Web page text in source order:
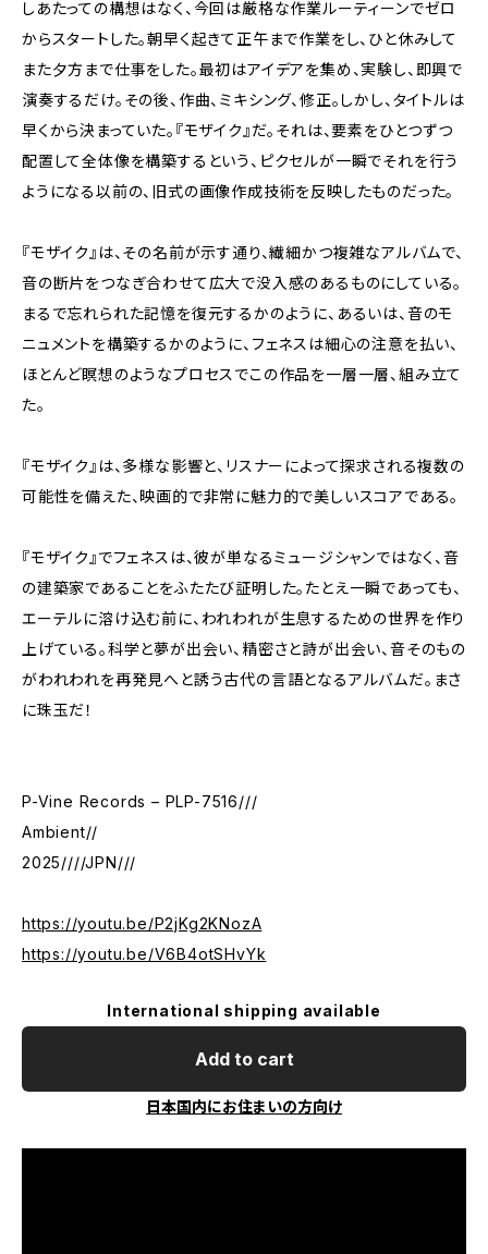
しあたっての構想はなく、今回は厳格な作業ルーティーンでゼロ
からスタートした。朝早く起きて正午まで作業をし、ひと休みして
また夕方まで仕事をした。最初はアイデアを集め、実験し、即興で
演奏するだけ。その後、作曲、ミキシング、修正。しかし、タイトルは
早くから決まっていた。『モザイク』だ。それは、要素をひとつずつ
配置して全体像を構築するという、ピクセルが一瞬でそれを行う
ようになる以前の、旧式の画像作成技術を反映したものだった。
『モザイク』は、その名前が示す通り、繊細かつ複雑なアルバムで、
音の断片をつなぎ合わせて広大で没入感のあるものにしている。
まるで忘れられた記憶を復元するかのように、あるいは、音のモ
ニュメントを構築するかのように、フェネスは細心の注意を払い、
ほとんど瞑想のようなプロセスでこの作品を一層一層、組み立て
た。
『モザイク』は、多様な影響と、リスナーによって探求される複数の
可能性を備えた、映画的で非常に魅力的で美しいスコアである。
『モザイク』でフェネスは、彼が単なるミュージシャンではなく、音
の建築家であることをふたたび証明した。たとえ一瞬であっても、
エーテルに溶け込む前に、われわれが生息するための世界を作り
上げている。科学と夢が出会い、精密さと詩が出会い、音そのもの
がわれわれを再発見へと誘う古代の言語となるアルバムだ。まさ
に珠玉だ！
P-Vine Records – PLP-7516///
Ambient//
2025////JPN///
https://youtu.be/P2jKg2KNozA
https://youtu.be/V6B4otSHvYk
International shipping available
Add to cart
日本国内にお住まいの方向け